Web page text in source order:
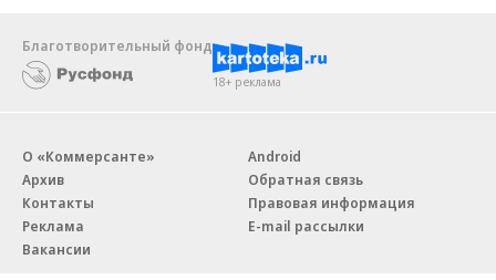
Благотворительный фонд
18+ реклама
О «Коммерсанте»
Архив
Контакты
Реклама
Вакансии
Android
Обратная связь
Правовая информация
E-mail рассылки